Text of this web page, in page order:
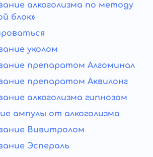
алкоголизма по методу
блок»
уколом
препаратом Алгоминал
препаратом Аквилонг
алкоголизма гипнозом
ампулы от алкоголизма
Вивитролом
Эспераль